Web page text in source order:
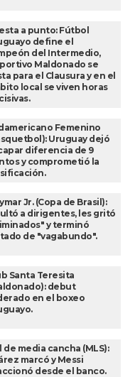
a punto: Fútbol
define el
del Intermedio,
Maldonado se
para el Clausura y en el
local se viven horas
Femenino
Uruguay dejó
diferencia de 9
y comprometió la
Jr. (Copa de Brasil):
a dirigentes, les gritó
y terminó
de "vagabundo".
Santa Teresita
debut
en el boxeo
de media cancha (MLS):
marcó y Messi
desde el banco.